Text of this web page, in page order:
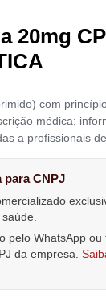
20mg
com
médica;
a profissionais
para CNPJ
pelo WhatsApp ou
da empresa.